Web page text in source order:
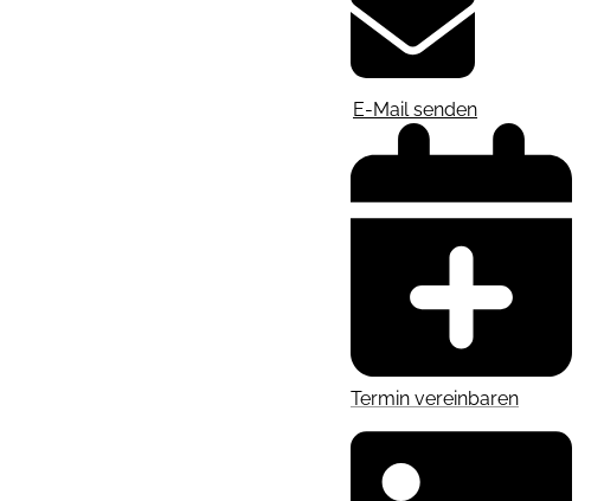
E-Mail senden
Termin vereinbaren